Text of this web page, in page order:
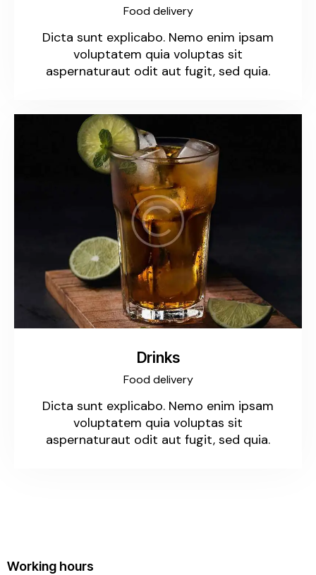
Food delivery
Dicta sunt explicabo. Nemo enim ipsam
voluptatem quia voluptas sit
aspernaturaut odit aut fugit, sed quia.
Drinks
Food delivery
Dicta sunt explicabo. Nemo enim ipsam
voluptatem quia voluptas sit
aspernaturaut odit aut fugit, sed quia.
Working hours